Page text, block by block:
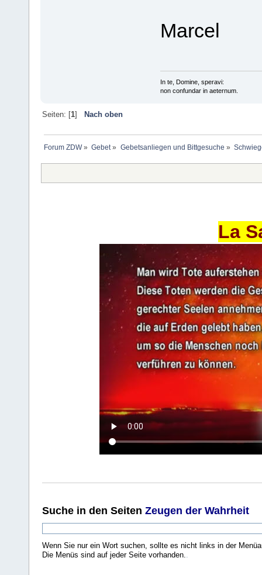
Marcel
In te, Domine, speravi:
non confundar in aeternum.
Seiten: [1] Nach oben
Forum ZDW» Gebet» Gebetsanliegen und Bittgesuche »
La
Suche in den Seiten Zeugen der Wahrheit
Wenn Sie nur ein Wort suchen, sollte es nicht links in der
Die Menüs sind auf jeder Seite vorhanden..